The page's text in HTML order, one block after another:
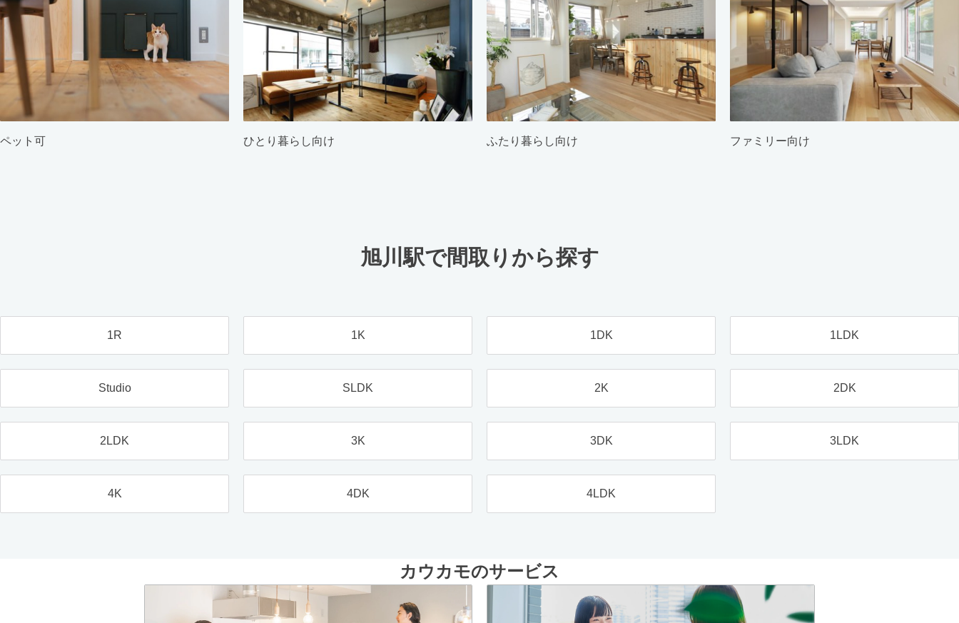
ペット可 ひとり暮らし向け ふたり暮らし向け ファミリー向け
旭川駅で間取りから探す
1R 1K 1DK 1LDK
Studio SLDK 2K 2DK
2LDK 3K 3DK 3LDK
4K 4DK 4LDK
カウカモのサービス